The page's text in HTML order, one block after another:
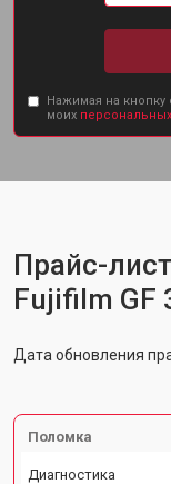
Нажимая на кнопку
моих
Прайс-
Fujifilm GF
Дата обновления
Поломка
Диагностика